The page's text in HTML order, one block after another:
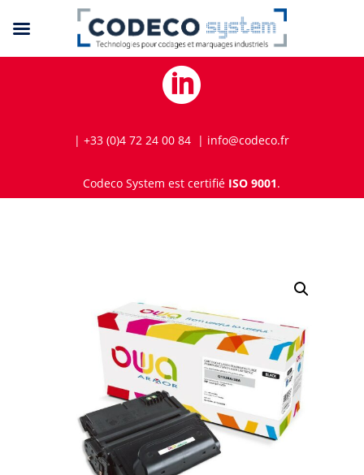

| +33 (0)4 72 24 00 84 | info@codeco.fr
Codeco System est certifié ISO 9001.